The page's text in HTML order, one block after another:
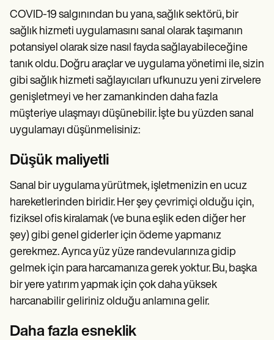
COVID-19 salgınından bu yana, sağlık sektörü, bir
sağlık hizmeti uygulamasını sanal olarak taşımanın
potansiyel olarak size nasıl fayda sağlayabileceğine
tanık oldu. Doğru araçlar ve uygulama yönetimi ile, sizin
gibi sağlık hizmeti sağlayıcıları ufkunuzu yeni zirvelere
genişletmeyi ve her zamankinden daha fazla
müşteriye ulaşmayı düşünebilir. İşte bu yüzden sanal
uygulamayı düşünmelisiniz:
Düşük maliyetli
Sanal bir uygulama yürütmek, işletmenizin en ucuz
hareketlerinden biridir. Her şey çevrimiçi olduğu için,
fiziksel ofis kiralamak (ve buna eşlik eden diğer her
şey) gibi genel giderler için ödeme yapmanız
gerekmez. Ayrıca yüz yüze randevularınıza gidip
gelmek için para harcamanıza gerek yoktur. Bu, başka
bir yere yatırım yapmak için çok daha yüksek
harcanabilir geliriniz olduğu anlamına gelir.
Daha fazla esneklik